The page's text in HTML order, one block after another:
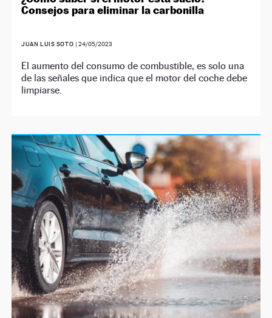
Consejos para eliminar la carbonilla
JUAN LUIS SOTO | 24/05/2023
El aumento del consumo de combustible, es solo una
de las señales que indica que el motor del coche debe
limpiarse.